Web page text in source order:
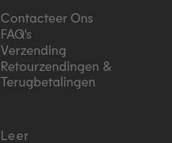
Contacteer Ons
FAQ's
Verzending
Retourzendingen &
Terugbetalingen
Leer